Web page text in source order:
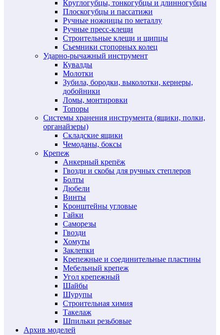
Круглогубцы, тонкогубцы и длинногубцы
Плоскогубцы и пассатижи
Ручные ножницы по металлу
Ручные пресс-клещи
Строительные клещи и щипцы
Съемники стопорных колец
Ударно-рычажный инструмент
Кувалды
Молотки
Зубила, бородки, выколотки, кернеры,
добойники
Ломы, монтировки
Топоры
Системы хранения инструмента (ящики, полки,
органайзеры)
Складские ящики
Чемоданы, боксы
Крепеж
Анкерный крепёж
Гвозди и скобы для ручных степлеров
Болты
Дюбели
Винты
Кронштейны угловые
Гайки
Саморезы
Гвозди
Хомуты
Заклепки
Крепежные и соединительные пластины
Мебельный крепеж
Угол крепежный
Шайбы
Шурупы
Строительная химия
Такелаж
Шпильки резьбовые
Архив моделей